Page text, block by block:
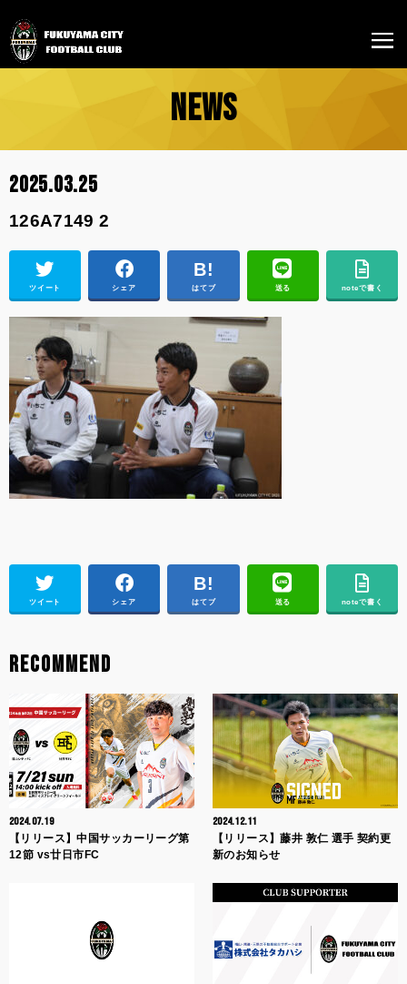
NEWS
2025.03.25
126A7149 2
ツイート シェア はてブ 送る noteで書く
ツイート シェア はてブ 送る noteで書く
RECOMMEND
2024.07.19
【リリース】中国サッカーリーグ第
12節 vs廿日市FC
2024.12.11
【リリース】藤井 敦仁 選手 契約更
新のお知らせ